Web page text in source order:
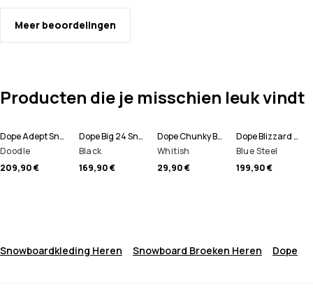
Meer beoordelingen
Producten die je misschien leuk vindt
Dope Adept Snowboard jas Heren
Doodle
209,90 €
Dope Big 24 Snowboard Broek Heren
Black
169,90 €
Dope Chunky Beanie
Whitish
29,90 €
Dope Blizzard Full Zip Snowboard jas Heren
Blue Steel
199,90 €
Snowboardkleding Heren Snowboard Broeken Heren Dope